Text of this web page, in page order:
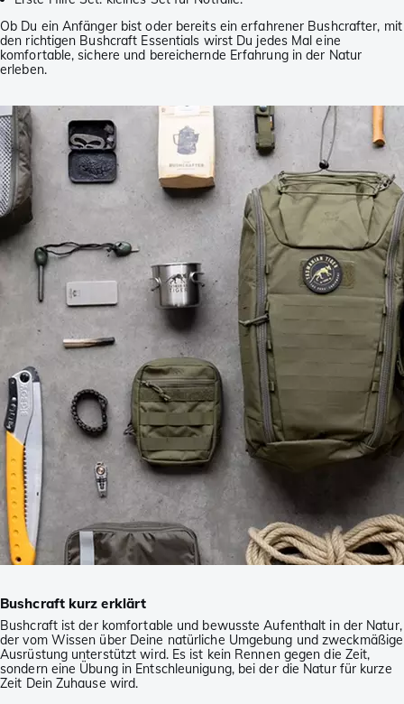
Ob Du ein Anfänger bist oder bereits ein erfahrener Bushcrafter, mit
den richtigen Bushcraft Essentials wirst Du jedes Mal eine
komfortable, sichere und bereichernde Erfahrung in der Natur
erleben.
Bushcraft kurz erklärt
Bushcraft ist der komfortable und bewusste Aufenthalt in der Natur,
der vom Wissen über Deine natürliche Umgebung und zweckmäßige
Ausrüstung unterstützt wird. Es ist kein Rennen gegen die Zeit,
sondern eine Übung in Entschleunigung, bei der die Natur für kurze
Zeit Dein Zuhause wird.